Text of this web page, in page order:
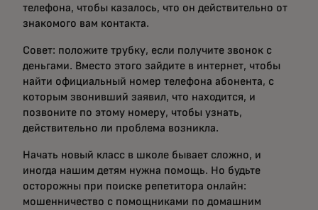
телефона, чтобы казалось, что он действительно от
знакомого вам контакта.
Совет: положите трубку, если получите звонок с
деньгами. Вместо этого зайдите в интернет, чтобы
найти официальный номер телефона абонента, с
которым звонивший заявил, что находится, и
позвоните по этому номеру, чтобы узнать,
действительно ли проблема возникла.
Начать новый класс в школе бывает сложно, и
иногда нашим детям нужна помощь. Но будьте
осторожны при поиске репетитора онлайн:
мошенничество с помощниками по домашним